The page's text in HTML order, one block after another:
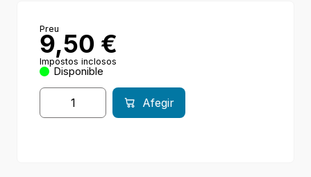
Preu
9,50 €
Impostos inclosos
Disponible
Afegir